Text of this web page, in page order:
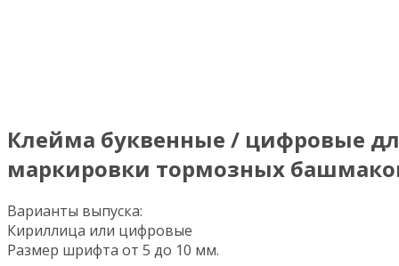
Клейма буквенные / цифровые
маркировки тормозных
Варианты выпуска:
Кириллица или цифровые
Размер шрифта от 5 до 10 мм.